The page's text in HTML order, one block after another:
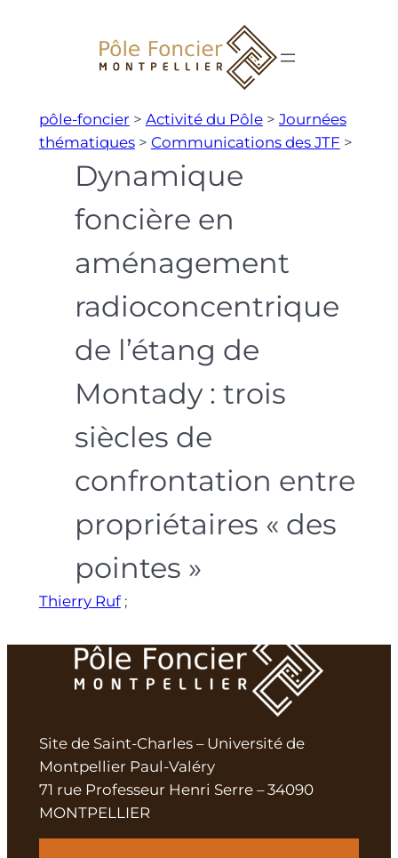
pôle-foncier > Activité du Pôle> Journées
thématiques> Communications des JTF >
Dynamique
foncière en
aménagement
radioconcentrique
de l’étang de
Montady : trois
siècles de
confrontation entre
propriétaires « des
pointes »
Thierry Ruf;
Site de Saint-Charles – Université de
Montpellier Paul-Valéry
71 rue Professeur Henri Serre – 34090
MONTPELLIER